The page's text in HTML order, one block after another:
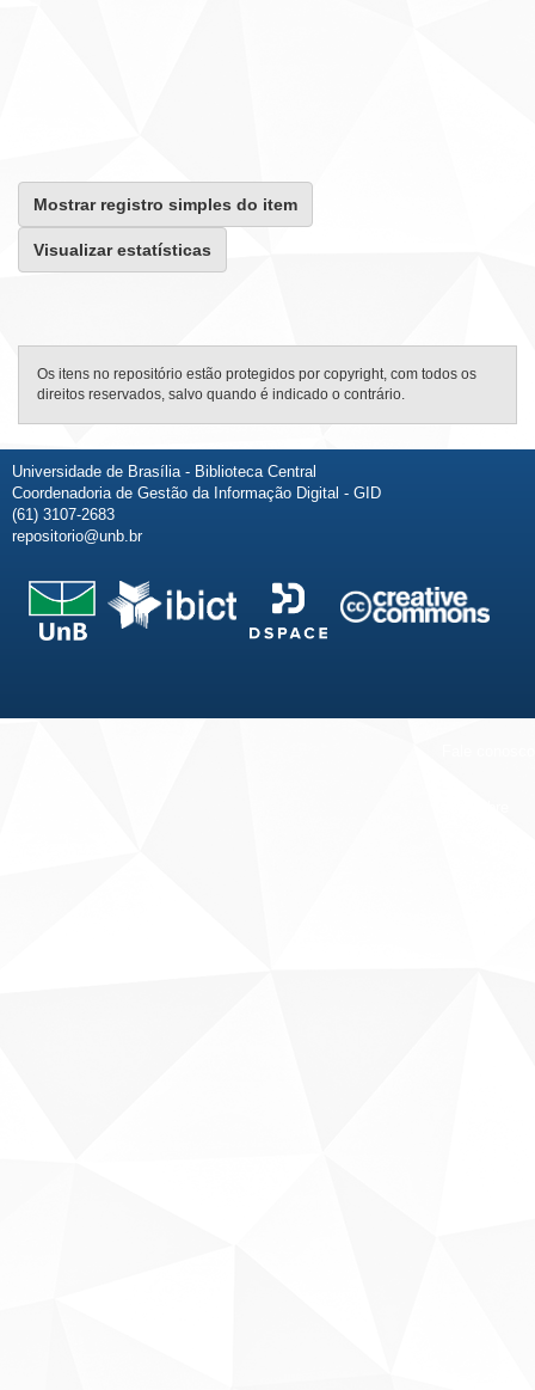
Mostrar registro simples do item
Visualizar estatísticas
Os itens no repositório estão protegidos por copyright, com todos os
direitos reservados, salvo quando é indicado o contrário.
Universidade de Brasília - Biblioteca Central
Coordenadoria de Gestão da Informação Digital - GID
(61) 3107-2683
repositorio@unb.br